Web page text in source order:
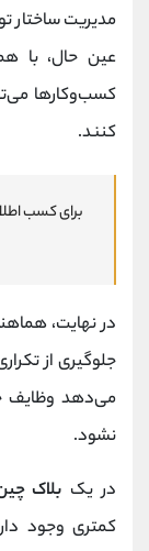
مدیریت ساختار
عین حال، با
کسب‌وکارها
کنند.
برای کسب
در نهایت،
جلوگیری از
می‌دهد وظایف
نشود.
در یک بلاک
کمتری وجود